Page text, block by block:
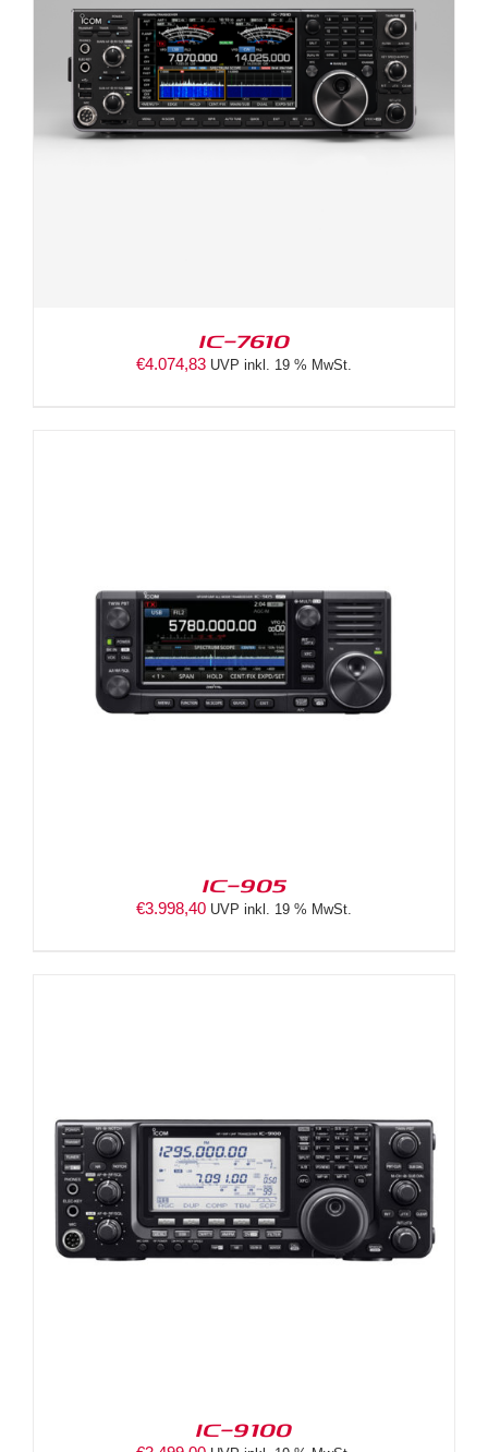
IC-7610
€4.074,83 UVP inkl. 19 % MwSt.
IC-905
€3.998,40 UVP inkl. 19 % MwSt.
IC-9100